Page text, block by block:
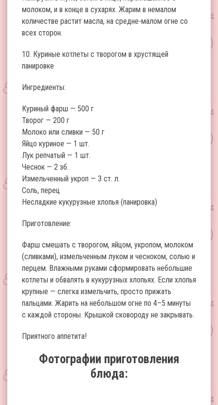
молоком, и в конце в сухарях. Жарим в немалом
количестве растит масла, на средне-малом огне со
всех сторон.
10. Куриные котлеты с творогом в хрустящей
панировке
Ингредиенты:
Куриный фарш — 500 г
Творог — 200 г
Молоко или сливки — 50 г
Яйцо куриное — 1 шт.
Лук репчатый — 1 шт.
Чеснок — 2 зб.
Измельченный укроп — 3 ст. л.
Соль, перец
Несладкие кукурузные хлопья (панировка)
Приготовление:
Фарш смешать с творогом, яйцом, укропом, молоком
(сливками), измельченным луком и чесноком, солью и
перцем. Влажными руками сформировать небольшие
котлеты и обвалять в кукурузных хлопьях. Если хлопья
крупные — слегка измельчить, просто прижать
пальцами. Жарить на небольшом огне по 4–5 минуты
с каждой стороны. Крышкой сковороду не закрывать.
Приятного аппетита!
Фотографии приготовления
блюда: